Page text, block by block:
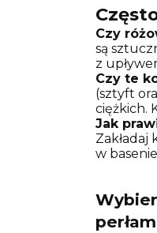
Czy
są
z
Czy te
(sztyft
ciężkich.
Jak
w